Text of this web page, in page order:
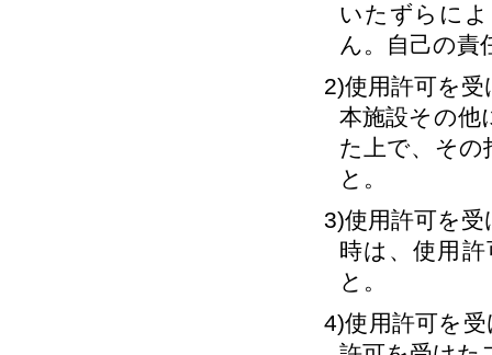
いたずらに
ん。自己の責
2)使用許可を
本施設その他
た上で、その
と。
3)使用許可を
時は、使用
と。
4)使用許可を